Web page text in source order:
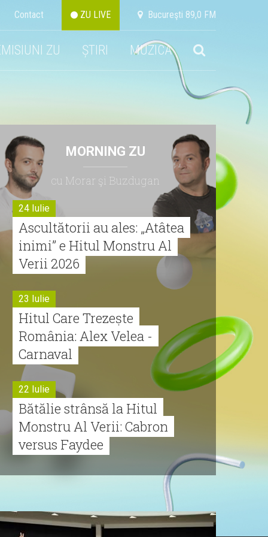
Contact ZU LIVE Bucureşti 89,0 FM
ZU ȘTIRI MUZICA
MORNING ZU
cu Morar şi Buzdugan
24 Iulie
Ascultătorii au ales: „Atâtea
inimi” e Hitul Monstru Al
Verii 2026
23 Iulie
Hitul Care Trezește
România: Alex Velea -
Carnaval
22 Iulie
Bătălie strânsă la Hitul
Monstru Al Verii: Cabron
versus Faydee
Cabron vine cu Hitul